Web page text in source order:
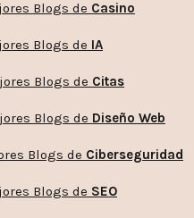
Blogs de Casino
Blogs de IA
Blogs de Citas
Blogs de Diseño Web
Blogs de Ciberseguridad
Blogs de SEO